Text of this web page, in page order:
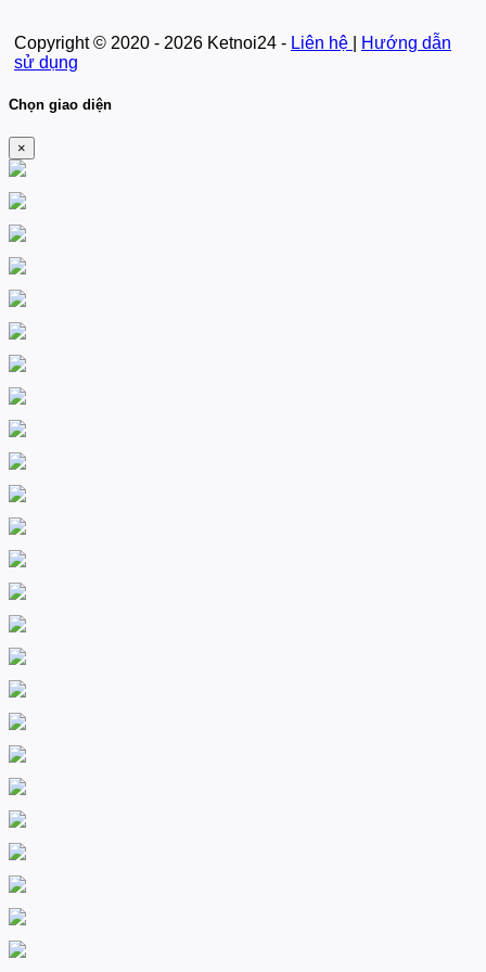
Copyright © 2020 - 2026 Ketnoi24 - Liên hệ
Hướng dẫn
sử dụng
Chọn giao diện
×